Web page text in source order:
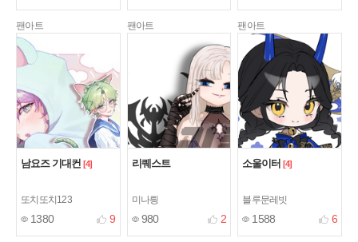
팬아트
남요즈 기대컨 [4]
또치또치123
1380 9
팬아트
리퀘스트
미나릥
980 2
팬아트
소울이터 [4]
블루문레빗
1588 6